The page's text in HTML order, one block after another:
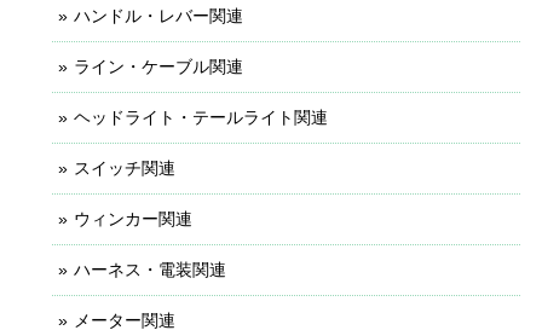
ハンドル・レバー関連
ライン・ケーブル関連
ヘッドライト・テールライト関連
スイッチ関連
ウィンカー関連
ハーネス・電装関連
メーター関連